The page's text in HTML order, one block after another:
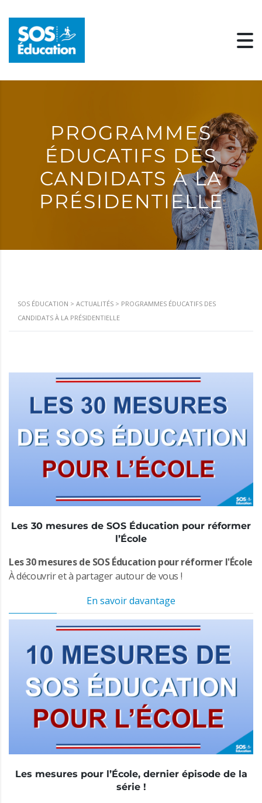
PROGRAMMES
ÉDUCATIFS DES
CANDIDATS À LA
PRÉSIDENTIELLE
SOS ÉDUCATION > ACTUALITÉS > PROGRAMMES ÉDUCATIFS DES
CANDIDATS À LA PRÉSIDENTIELLE
Les 30 mesures de SOS Éducation pour réformer
l’École
Les 30 mesures de SOS Éducation pour réformer l'École
À découvrir et à partager autour de vous !
En savoir davantage
Les mesures pour l’École, dernier épisode de la
série !